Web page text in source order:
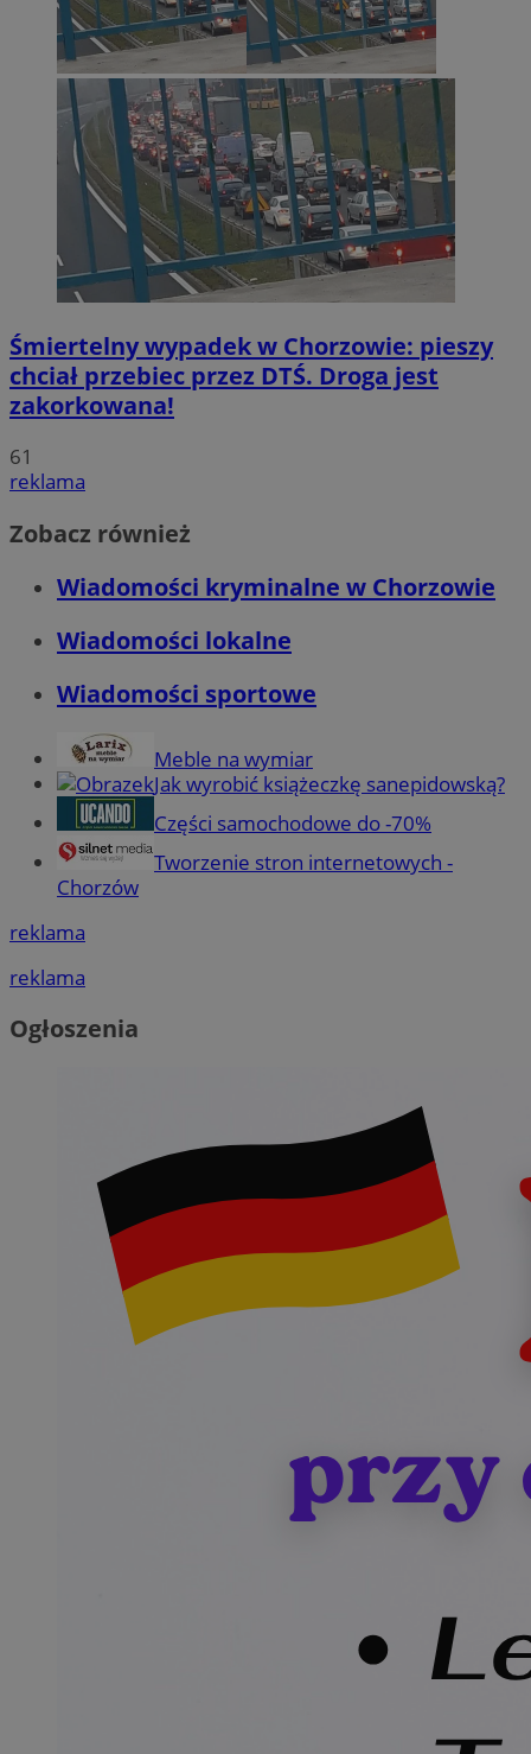
Śmiertelny wypadek w Chorzowie: pieszy
chciał przebiec przez DTŚ. Droga jest
zakorkowana!
61
reklama
Zobacz również
Wiadomości kryminalne w Chorzowie
Wiadomości lokalne
Wiadomości sportowe
Meble na wymiar
Jak wyrobić książeczkę sanepidowską?
Części samochodowe do -70%
Tworzenie stron internetowych -
Chorzów
reklama
reklama
Ogłoszenia